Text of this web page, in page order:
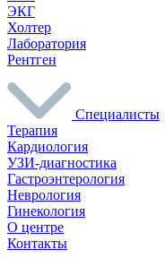
ЭКГ
Холтер
Лаборатория
Рентген
Специалисты
Терапия
Кардиология
УЗИ-диагностика
Гастроэнтерология
Неврология
Гинекология
О центре
Контакты